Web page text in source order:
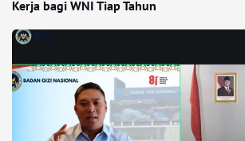
Kerja bagi WNI Tiap Tahun